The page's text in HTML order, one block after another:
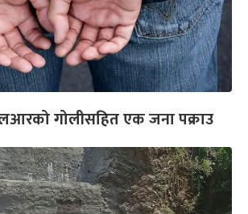
गोलीसहित एक जना पक्राउ